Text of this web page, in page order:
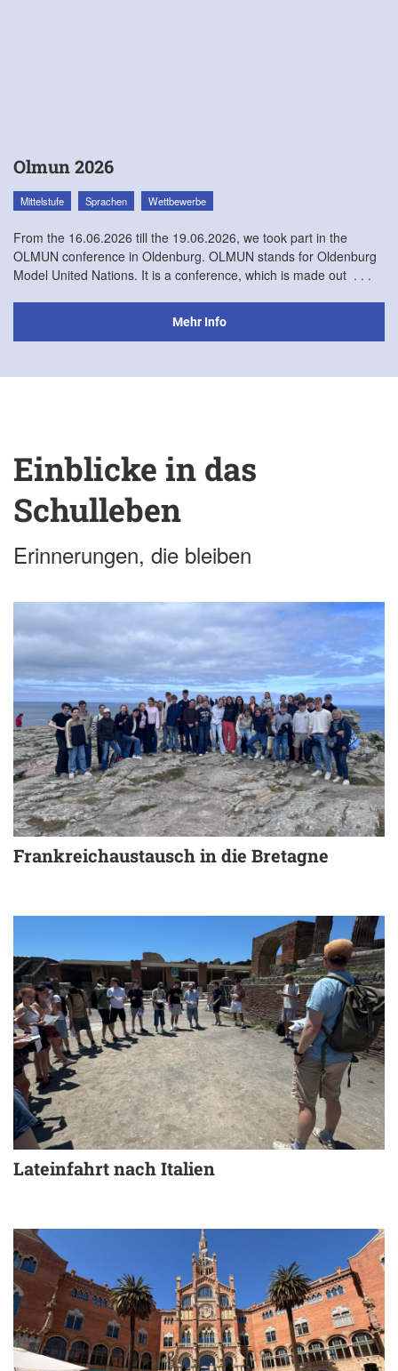
Olmun 2026
Mittelstufe Sprachen Wettbewerbe
From the 16.06.2026 till the 19.06.2026, we took part in the
OLMUN conference in Oldenburg. OLMUN stands for Oldenburg
Model United Nations. It is a conference, which is made out . . .
Mehr Info
Einblicke in das
Schulleben
Erinnerungen, die bleiben
Frankreichaustausch in die Bretagne
Lateinfahrt nach Italien